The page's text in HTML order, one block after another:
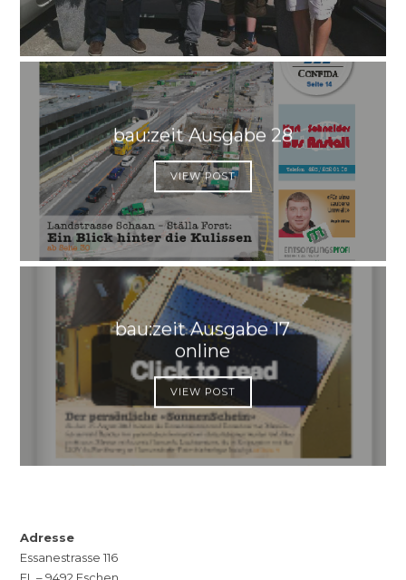
bau:zeit Ausgabe 28
VIEW POST
bau:zeit Ausgabe 17
online
VIEW POST
Adresse
Essanestrasse 116